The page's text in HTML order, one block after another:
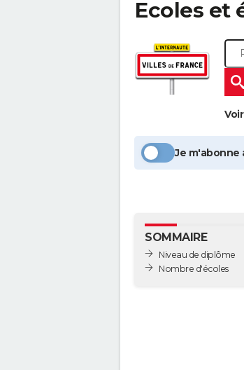
Ecoles et
Je m'abonne
SOMMAIRE
Niveau de diplôme
Nombre d'écoles